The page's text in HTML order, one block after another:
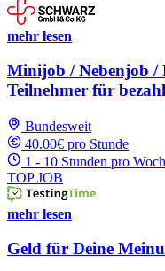
mehr lesen
Minijob / Nebenjob /
Teilnehmer für
Bundesweit
40.00€ pro Stunde
1 - 10 Stunden pro
TOP JOB
mehr lesen
Geld für Deine